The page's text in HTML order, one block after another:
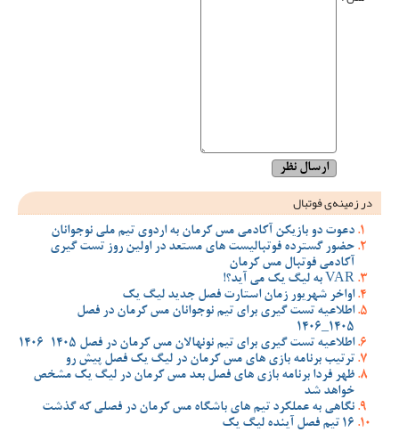
در زمینه‌ی فوتبال
دعوت دو بازیکن آکادمی مس کرمان به اردوی تیم ملی نوجوانان
حضور گسترده فوتبالیست های مستعد در اولین روز تست گیری
آکادمی فوتبال مس کرمان
VAR به لیگ یک می آید؟!
اواخر شهریور زمان استارت فصل جدید لیگ یک
اطلاعیه تست گیری برای تیم نوجوانان مس کرمان در فصل
1405_1406
اطلاعیه تست گیری برای تیم نونهالان مس کرمان در فصل 1405-1406
ترتیب برنامه بازی های مس کرمان در لیگ یک فصل پیش رو
ظهر فردا برنامه بازی های فصل بعد مس کرمان در لیگ یک مشخص
خواهد شد
نگاهی به عملکرد تیم های باشگاه مس کرمان در فصلی که گذشت
16 تیم فصل آینده لیگ یک